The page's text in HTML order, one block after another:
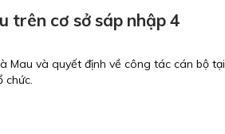
trên cơ sở sáp nhập 4
Mau và quyết định về công tác cán bộ tại
chức.